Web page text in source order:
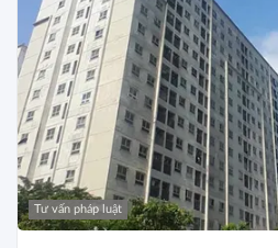
Tư vấn pháp luật